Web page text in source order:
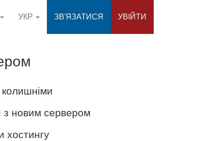
УКР ЗВ'ЯЗАТИСЯ УВІЙТИ
з новим сервером
хостингу